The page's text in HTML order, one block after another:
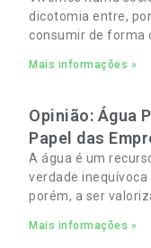
dicotomia entre,
consumir de forma
e familiares cada
Mais informações »
Opinião: Água
Papel das
A água é um
verdade
porém, a ser
Mais informações »